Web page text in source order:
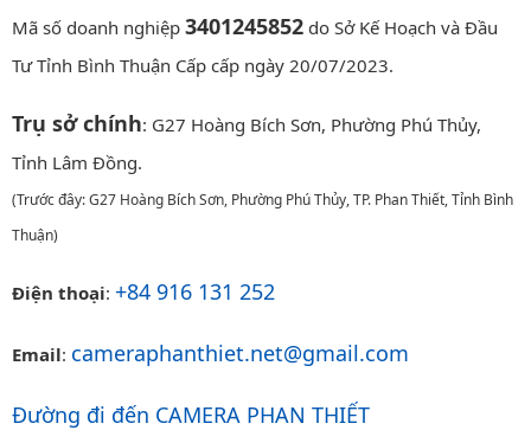
Mã số doanh nghiệp 3401245852 do Sở Kế Hoạch và Đầu
Tư Tỉnh Bình Thuận Cấp cấp ngày 20/07/2023.
Trụ sở chính: G27 Hoàng Bích Sơn, Phường Phú Thủy,
Tỉnh Lâm Đồng.
(Trước đây: G27 Hoàng Bích Sơn, Phường Phú Thủy, TP. Phan Thiết, Tỉnh Bình
Thuận)
Điện thoại: +84 916 131 252
Email: cameraphanthiet.net@gmail.com
Đường đi đến CAMERA PHAN THIẾT